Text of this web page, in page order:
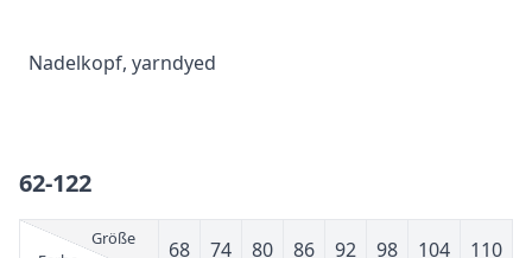
Nadelkopf, yarndyed
62-122
Größe
68 74 80 86 92 98 104 110